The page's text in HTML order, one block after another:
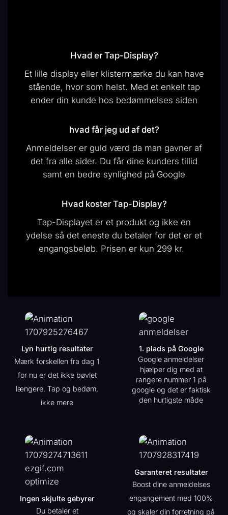
Hvad er Tap-Display?
Et lille display eller klistermærke du kan have
stående, hvor som helst. Med et enkelt tap
ender din kunde hos bedømmelses siden
hvad får jeg ud af det?
Anmeldelser er guld værd da man gavner af
det fra alle sider. Du får dine kunders tillid
samt en bedre synlighed på Google
Hvad koster Tap-Display?
Tap-Displayet er et produkt og ikke en
ydelse så det eneste du betaler for det er et
engangsbeløb. Prisen er kun 299 kr.
Lyn hurtig resultater
Mærk forskellen fra dag 1
for nu er det ikke bøvlet
længere. Tap og bedøm,
ikke mere
1. plads på Google
Google anmeldelser
hjælper dig med at
rangere nummer 1 på
google og det er faktisk
den hurtigste måde
Ingen skjulte gebyrer
Du betaler et
Garanteret resultater
Boost dine anmeldelses
engangement med 100%
og skaler din forretning på